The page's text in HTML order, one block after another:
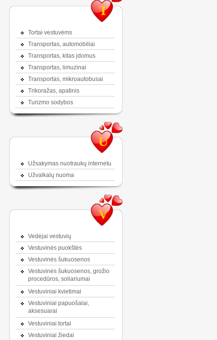
T
Tortai vestuvėms
Transportas, automobiliai
Transportas, kitas įdomus
Transportas, limuzinai
Transportas, mikroautobusai
Trikoražas, apatinis
Turizmo sodybos
U
Užsakymas nuotraukų internetu
Užvalkalų nuoma
V
Vedėjai vestuvių
Vestuvinės puokštės
Vestuvinės šukuosenos
Vestuvinės šukuosenos, grožio
procedūros, soliariumai
Vestuviniai kvietimai
Vestuviniai papuošalai,
aksesuarai
Vestuviniai tortai
Vestuviniai žiedai